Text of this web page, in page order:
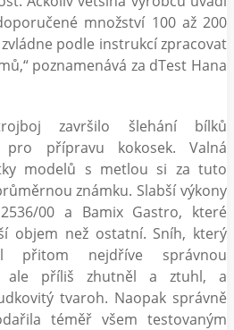
množství 100 až 200
podle instrukcí zpracovat
poznamenává za dTest Hana
završilo šlehání bílků
pro přípravu kokosek. Valná
modelů s metlou si za tuto
známku. Slabší výkony
00 a Bamix Gastro, které
objem než ostatní. Sníh, který
přitom nejdříve správnou
ale příliš zhutněl a ztuhl, a
tvaroh. Naopak správně
téměř všem testovaným